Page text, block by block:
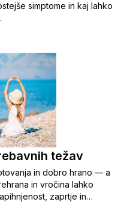
simptome in kaj lahko
težav
in dobro hrano — a
in vročina lahko
zaprtje in